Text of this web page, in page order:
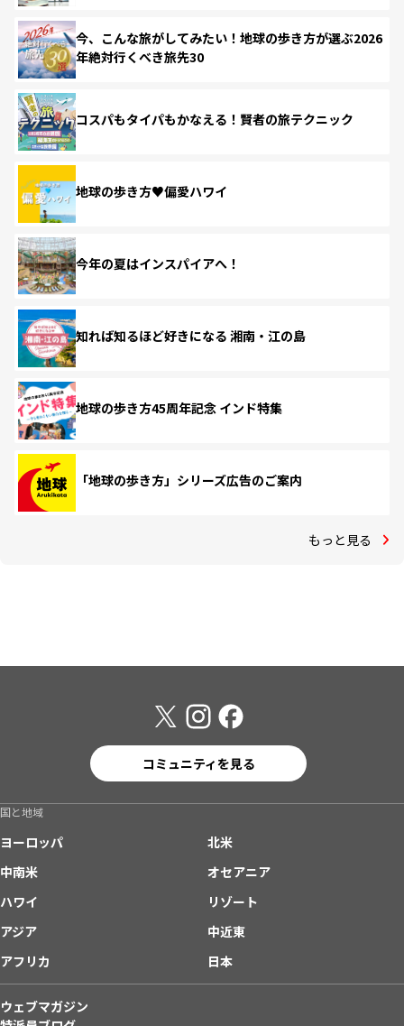
今、こんな旅がしてみたい！地球の歩き方が選ぶ2026
年絶対行くべき旅先30
コスパもタイパもかなえる！賢者の旅テクニック
地球の歩き方♥偏愛ハワイ
今年の夏はインスパイアへ！
知れば知るほど好きになる 湘南・江の島
地球の歩き方45周年記念 インド特集
「地球の歩き方」シリーズ広告のご案内
もっと見る
コミュニティを見る
国と地域
ヨーロッパ
北米
中南米
オセアニア
ハワイ
リゾート
アジア
中近東
アフリカ
日本
ウェブマガジン